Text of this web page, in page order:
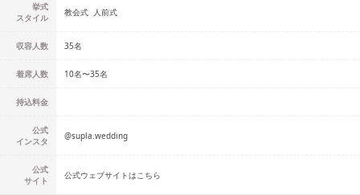
挙式
スタイル
教会式 人前式
収容人数 35名
着席人数 10名〜35名
持込料金
公式
インスタ
@supla.wedding
公式
サイト
公式ウェブサイトはこちら